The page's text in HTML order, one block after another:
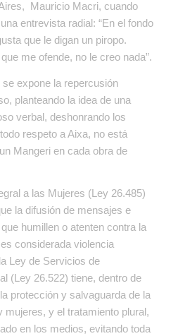
Mauricio Macri, cuando
entrevista radial: “En el fondo
que le digan un piropo.
me ofende, no le creo nada”.
expone la repercusión
planteando la idea de una
verbal, deshonrando los
respeto a Aixa, no está
Mangeri en cada obra de
a las Mujeres (Ley 26.485)
la difusión de mensajes e
humillen o atenten contra la
considerada violencia
Ley de Servicios de
(Ley 26.522) tiene, dentro de
protección y salvaguarda de la
mujeres, y el tratamiento plural,
en los medios, evitando toda